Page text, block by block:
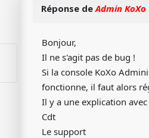
Réponse deAdmin KoXo
Bonjour,
Il ne s'agit pas de bug !
Si la console KoXo
fonctionne, il faut alors
Il y a une explication
Cdt
Le support